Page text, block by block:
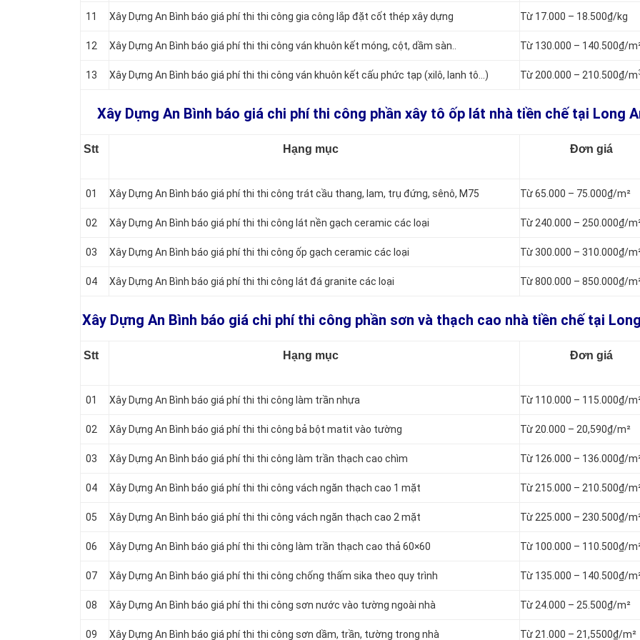
11 Xây Dựng An Bình báo giá phí thi thi công gia công lắp đặt cốt thép xây dựng Từ 17.000 – 18.500₫/kg
12 Xây Dựng An Bình báo giá phí thi thi công ván khuôn kết móng, cột, dầm sàn.. Từ 130.000 – 140.500₫/
13 Xây Dựng An Bình báo giá phí thi thi công ván khuôn kết cấu phức tạp (xilô, lanh tô…) Từ 200.000 – 210.500₫/m
Xây Dựng An Bình báo giá chi phí thi công phần xây tô ốp lát nhà tiền chế tại Long
Stt Hạng mục Đơn giá
01 Xây Dựng An Bình báo giá phí thi thi công trát cầu thang, lam, trụ đứng, sênô, M75 Từ 65.000 – 75.000₫/m²
02 Xây Dựng An Bình báo giá phí thi thi công lát nền gạch ceramic các loại Từ 240.000 – 250.000₫/
03 Xây Dựng An Bình báo giá phí thi thi công ốp gạch ceramic các loại Từ 300.000 – 310.000₫/
04 Xây Dựng An Bình báo giá phí thi thi công lát đá granite các loại Từ 800.000 – 850.000₫/
Xây Dựng An Bình báo giá chi phí thi công phần sơn và thạch cao nhà tiền chế tại
Stt Hạng mục Đơn giá
01 Xây Dựng An Bình báo giá phí thi thi công làm trần nhựa Từ 110.000 – 115.000₫/
02 Xây Dựng An Bình báo giá phí thi thi công bả bột matit vào tường Từ 20.000 – 20,590₫/m²
03 Xây Dựng An Bình báo giá phí thi thi công làm trần thạch cao chìm Từ 126.000 – 136.000₫/
04 Xây Dựng An Bình báo giá phí thi thi công vách ngăn thạch cao 1 mặt Từ 215.000 – 210.500₫/
05 Xây Dựng An Bình báo giá phí thi thi công vách ngăn thạch cao 2 mặt Từ 225.000 – 230.500₫/
06 Xây Dựng An Bình báo giá phí thi thi công làm trần thạch cao thả 60×60 Từ 100.000 – 110.500₫/
07 Xây Dựng An Bình báo giá phí thi thi công chống thấm sika theo quy trình Từ 135.000 – 140.500₫/
08 Xây Dựng An Bình báo giá phí thi thi công sơn nước vào tường ngoài nhà Từ 24.000 – 25.500₫/m²
09 Xây Dựng An Bình báo giá phí thi thi công sơn dầm, trần, tường trong nhà Từ 21.000 – 21,5500₫/m²